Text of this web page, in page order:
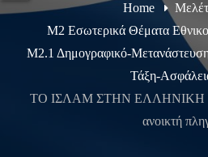
Home
Μ2 Εσωτερικά Θέματα
Μ2.1 Δημογραφικό-
Τάξη-
ΤΟ ΙΣΛΑΜ ΣΤΗΝ
ανοικτή